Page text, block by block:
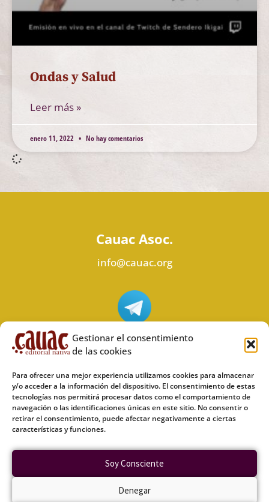
Gestionar el consentimiento
de las cookies
Para ofrecer una mejor experiencia utilizamos cookies para almacenar
y/o acceder a la información del dispositivo. El consentimiento de estas
tecnologías nos permitirá procesar datos como el comportamiento de
navegación o las identificaciones únicas en este sitio. No consentir o
retirar el consentimiento, puede afectar negativamente a ciertas
características y funciones.
Soy Consciente
Denegar
Ondas y Salud
Leer más »
enero 11, 2022 No hay comentarios
Cauac Asoc.
info@cauac.org
Síguenos en Telegram
Síguenos en Odysee
Política de privacidad